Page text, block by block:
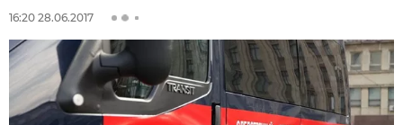
16:20 28.06.2017